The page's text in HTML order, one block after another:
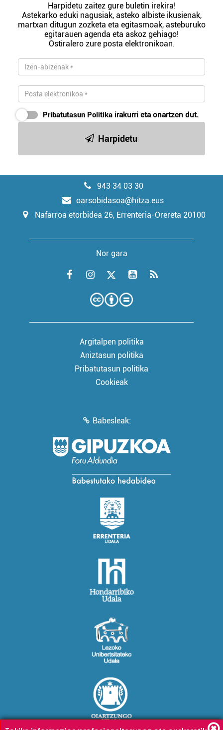
Harpidetu zaitez gure buletin irekira!
Astekarko eduki nagusiak, asteko albiste ikusienak,
martxan ditugun zozketa eta egitasmoak, asteburuko
egitarauen agenda eta askoz gehiago!
Ostiralero zure posta elektronikoan.
Pribatutasun Politika irakurri eta onartzen dut.
Harpidetu
943 34 03 30
oarsobidasoa@hitza.eus
Nafarroa etorbidea 26, Errenteria-Orereta 20100
Nor gara
Argitalpen politika
Aniztasun politika
Pribatutasun politika
Cookieak
Babesleak: